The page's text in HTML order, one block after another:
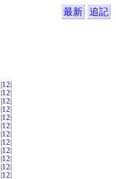
最新 追記
|12|
|12|
|12|
|12|
|12|
|12|
|12|
|12|
|12|
|12|
|12|
|12|